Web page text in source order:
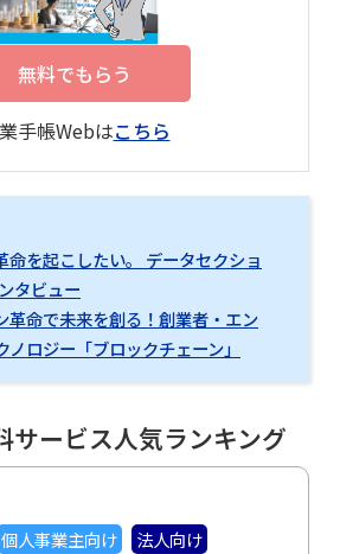
無料でもらう
手帳Webはこちら
命を起こしたい。 データセクショ
タビュー
革命で未来を創る！創業者・エン
ロジー「ブロックチェーン」
サービス人気ランキング
個人事業主向け
法人向け